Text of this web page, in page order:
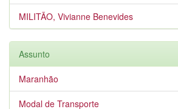
MILITÃO, Vivianne Benevides
Assunto
Maranhão
Modal de Transporte